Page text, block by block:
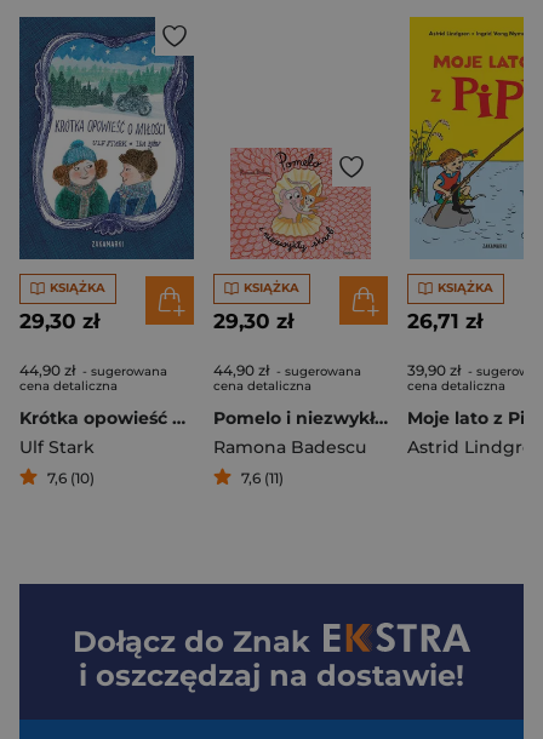
KSIĄŻKA
29,30 zł
44,90 zł - sugerowana
cena detaliczna
Krótka opowieść o miłości
Ulf Stark
7,6 (10)
KSIĄŻKA
29,30 zł
44,90 zł - sugerowana
cena detaliczna
Pomelo i niezwykły skarb
Ramona Badescu
7,6 (11)
KSIĄŻKA
26,71 zł
39,90 zł -
cena detaliczna
Moje lato z
Astrid
Dołącz do Znak
i oszczędzaj na dostawie!